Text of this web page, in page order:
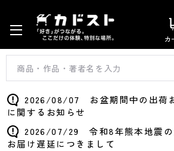
カ
2026/08/07 お盆期間中の出荷
に関するお知らせ
2026/07/29 令和8年熊本地震の
お届け遅延につきまして